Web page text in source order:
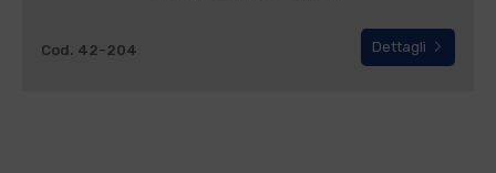
Cod. 42-204 Dettagli